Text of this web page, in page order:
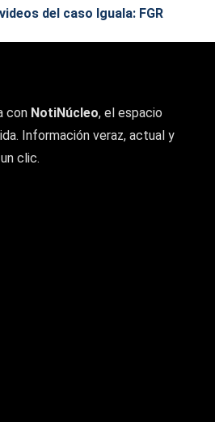
del caso Iguala: FGR
con NotiNúcleo, el espacio
Información veraz, actual y
clic.